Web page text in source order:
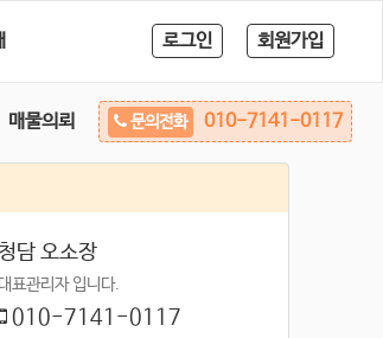
로그인 회원가입
문의전화 010-7141-0117
매물의뢰
청담 오소장
대표관리자 입니다.
010-7141-0117